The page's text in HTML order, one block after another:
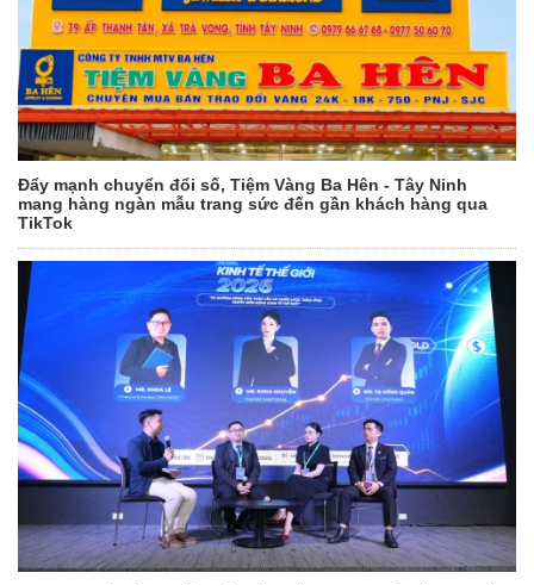
Đẩy mạnh chuyển đổi số, Tiệm Vàng Ba Hên - Tây Ninh
mang hàng ngàn mẫu trang sức đến gần khách hàng qua
TikTok